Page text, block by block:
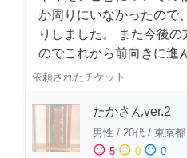
か周りにいなかったので
りしました。 また今後
のでこれから前向きに進
依頼されたチケット
たかさんver.2
男性 / 20代 / 東京都
sentiment_satisfied 5 sentiment_neutral 0 sentiment_dissatisfied 0